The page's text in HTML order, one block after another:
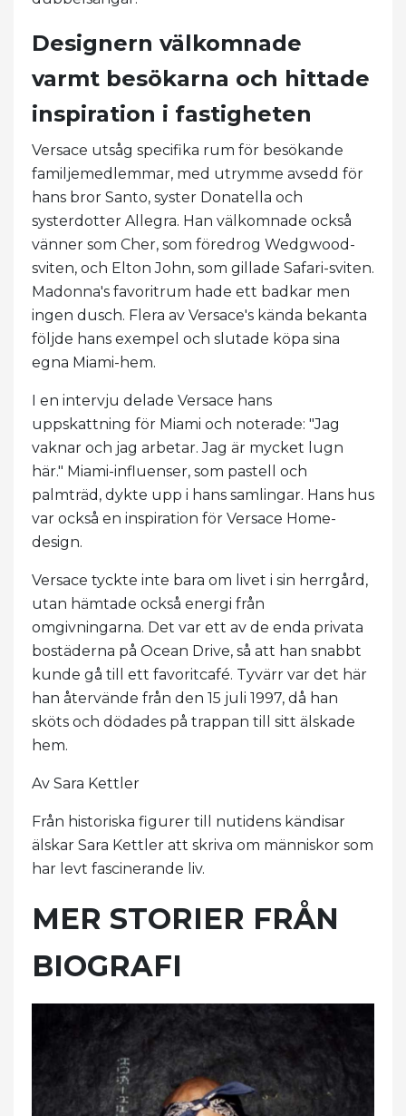
Designern välkomnade
varmt besökarna och hittade
inspiration i fastigheten
Versace utsåg specifika rum för besökande
familjemedlemmar, med utrymme avsedd för
hans bror Santo, syster Donatella och
systerdotter Allegra. Han välkomnade också
vänner som Cher, som föredrog Wedgwood-
sviten, och Elton John, som gillade Safari-sviten.
Madonna's favoritrum hade ett badkar men
ingen dusch. Flera av Versace's kända bekanta
följde hans exempel och slutade köpa sina
egna Miami-hem.
I en intervju delade Versace hans
uppskattning för Miami och noterade: "Jag
vaknar och jag arbetar. Jag är mycket lugn
här." Miami-influenser, som pastell och
palmträd, dykte upp i hans samlingar. Hans hus
var också en inspiration för Versace Home-
design.
Versace tyckte inte bara om livet i sin herrgård,
utan hämtade också energi från
omgivningarna. Det var ett av de enda privata
bostäderna på Ocean Drive, så att han snabbt
kunde gå till ett favoritcafé. Tyvärr var det här
han återvände från den 15 juli 1997, då han
sköts och dödades på trappan till sitt älskade
hem.
Av Sara Kettler
Från historiska figurer till nutidens kändisar
älskar Sara Kettler att skriva om människor som
har levt fascinerande liv.
MER STORIER FRÅN
BIOGRAFI